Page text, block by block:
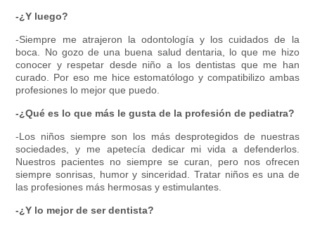
-¿Y luego?
-Siempre me atrajeron la odontología y los cuidados de la
boca. No gozo de una buena salud dentaria, lo que me hizo
conocer y respetar desde niño a los dentistas que me han
curado. Por eso me hice estomatólogo y compatibilizo ambas
profesiones lo mejor que puedo.
-¿Qué es lo que más le gusta de la profesión de pediatra?
-Los niños siempre son los más desprotegidos de nuestras
sociedades, y me apetecía dedicar mi vida a defenderlos.
Nuestros pacientes no siempre se curan, pero nos ofrecen
siempre sonrisas, humor y sinceridad. Tratar niños es una de
las profesiones más hermosas y estimulantes.
-¿Y lo mejor de ser dentista?